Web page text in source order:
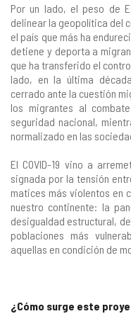
Por un lado, el peso de
delinear la geopolítica del
el país que más ha
detiene y deporta a
que ha transferido el
lado, en la última
cerrado ante la cuestión
los migrantes al
seguridad nacional,
normalizado en las
El COVID-19 vino a
signada por la tensión
matices más violentos en
nuestro continente: la
desigualdad estructural,
poblaciones más
aquellas en condición de
¿Cómo surge este